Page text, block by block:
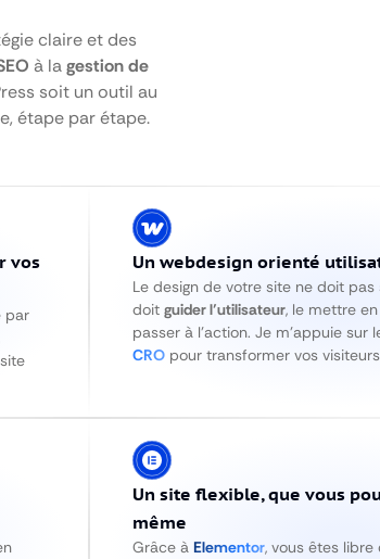
claire et des
à lagestion de
soit un outil au
étape par étape.
vos
par
Un webdesign orienté
Le design de votre site ne doit
doit guider l’utilisateur, le mettre
passer à l’action. Je m’appuie sur
CROpour transformer vos
Un site flexible, que vous
même
Grâce à Elementor, vous êtes